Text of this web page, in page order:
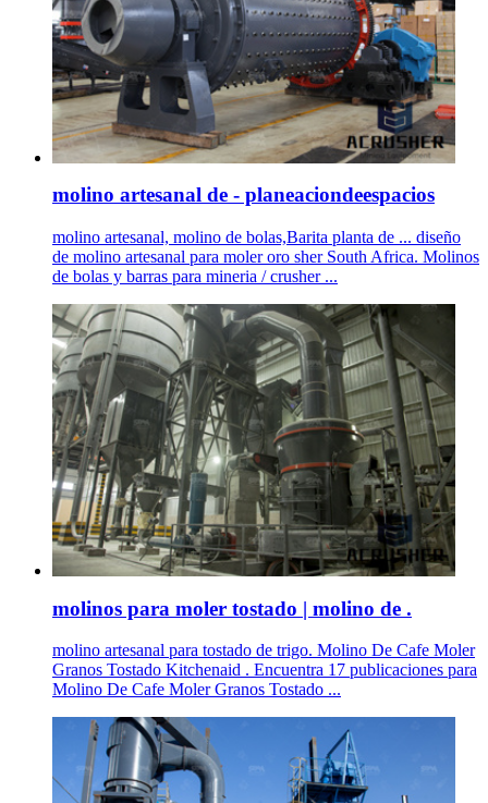
molino artesanal de - planeaciondeespacios
molino artesanal, molino de bolas,Barita planta de ... diseño
de molino artesanal para moler oro sher South Africa. Molinos
de bolas y barras para mineria / crusher ...
molinos para moler tostado | molino de .
molino artesanal para tostado de trigo. Molino De Cafe Moler
Granos Tostado Kitchenaid . Encuentra 17 publicaciones para
Molino De Cafe Moler Granos Tostado ...